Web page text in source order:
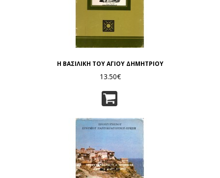
Η ΒΑΣΙΛΙΚΗ ΤΟΥ ΑΓΙΟΥ ΔΗΜΗΤΡΙΟΥ
13.50€